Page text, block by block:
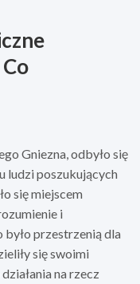
Gniezna, odbyło się
ludzi poszukujących
się miejscem
i
przestrzenią dla
się swoimi
na rzecz